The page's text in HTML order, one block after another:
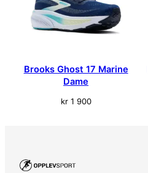
Brooks Ghost 17 Marine
Dame
kr1 900